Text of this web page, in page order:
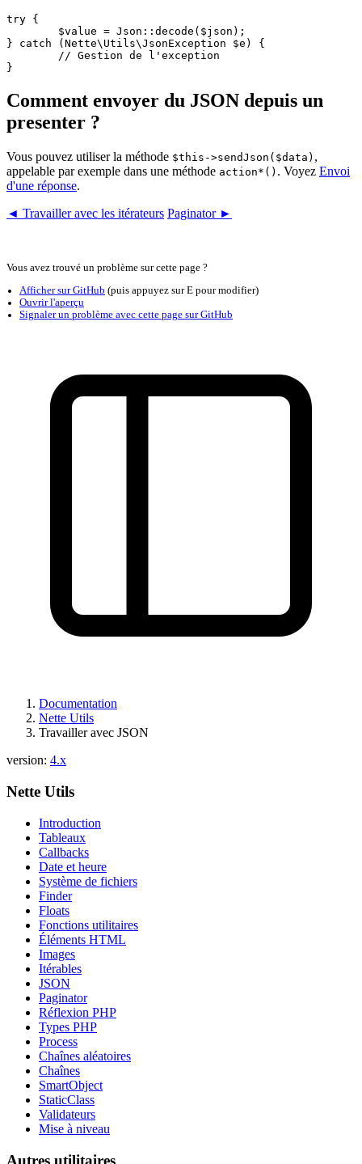
try {
} catch (Nette\Utils\JsonException $e) {
Comment envoyer du JSON depuis un
presenter ?
Vous pouvez utiliser la méthode $this->sendJson($data) ,
appelable par exemple dans une méthode action*() . Voyez Envoi
d'une réponse.
◄ Travailler avec les itérateurs Paginator ►
Afficher sur GitHub
(puis appuyez sur E pour modifier)
Ouvrir l'aperçu
Documentation
Nette Utils
Travailler avec JSON
version: 4.x
Nette Utils
Introduction
Tableaux
Callbacks
Date et heure
Système de fichiers
Finder
Floats
Fonctions utilitaires
Éléments HTML
Images
Itérables
JSON
Paginator
Réflexion PHP
Types PHP
Process
Chaînes aléatoires
Chaînes
SmartObject
StaticClass
Validateurs
Mise à niveau
Autres utilitaires